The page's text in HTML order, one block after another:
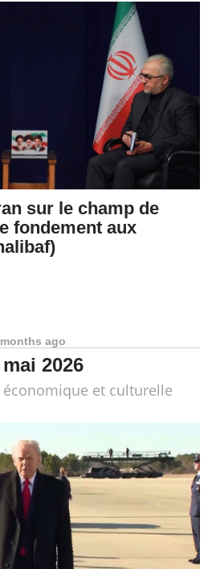
sur le champ de
fondement aux
ago
2026
économique et culturelle